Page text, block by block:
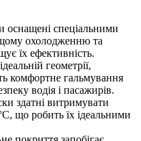
оснащені спеціальними
охолодженню та
їх ефективність.
геометрії,
комфортне гальмування
водія і пасажирів.
здатні витримувати
що робить їх ідеальними